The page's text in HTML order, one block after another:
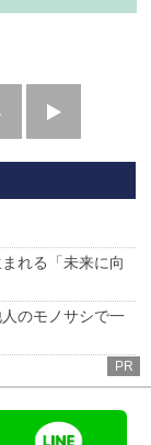
へ
れる「未来に向
のモノサシで一
PR